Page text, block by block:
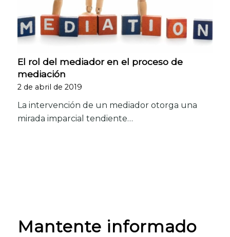
El rol del mediador en el proceso de
mediación
2 de abril de 2019
La intervención de un mediador otorga una
mirada imparcial tendiente…
Mantente informado